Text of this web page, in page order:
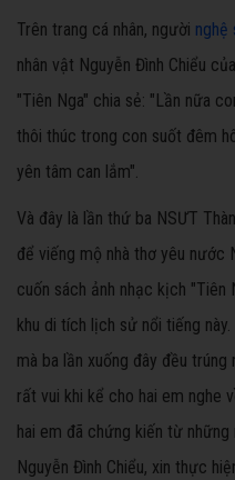
Trên trang cá nhân, người nghệ
nhân vật Nguyễn Đình Chiểu
"Tiên Nga" chia sẻ: "Lần nữa
thôi thúc trong con suốt đêm
yên tâm can lắm".
Và đây là lần thứ ba NSƯT
để viếng mộ nhà thơ yêu nước
cuốn sách ảnh nhạc kịch "Tiên
khu di tích lịch sử nổi tiếng
mà ba lần xuống đây đều
rất vui khi kể cho hai em nghe
hai em đã chứng kiến từ
Nguyễn Đình Chiểu, xin thực